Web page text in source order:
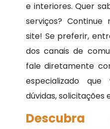
e interiores. Quer
serviços? Continue
site! Se preferir,
dos canais de
fale diretamente
especializado
dúvidas, solicitações